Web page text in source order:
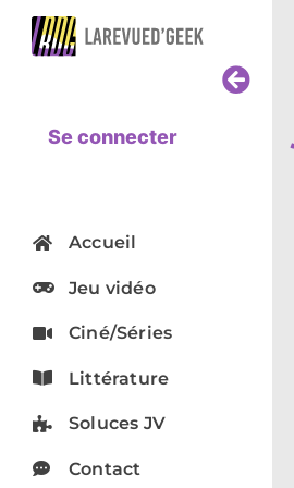
Se connecter
Accueil
Jeu vidéo
Ciné/Séries
Littérature
Soluces JV
Contact